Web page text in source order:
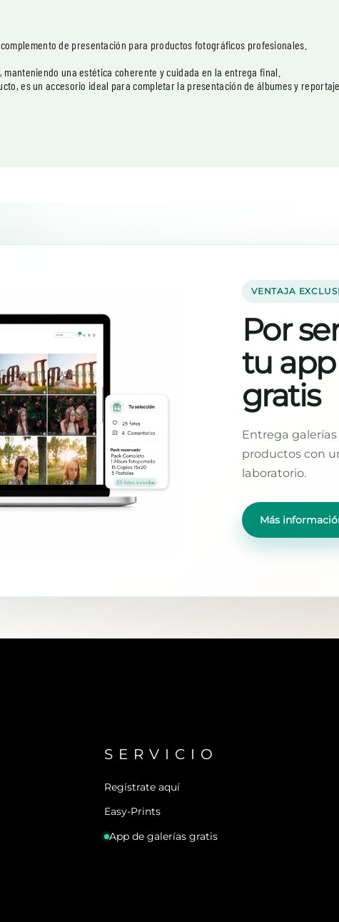
de presentación para productos fotográficos profesionales.
una estética coherente y cuidada en la entrega final.
es un accesorio ideal para completar la presentación de álbumes y
VENTAJA
Por
tu app
gratis
Entrega
productos con
laboratorio.
Más
SERVICIO
Regístrate aquí
Easy-Prints
App de galerías gratis